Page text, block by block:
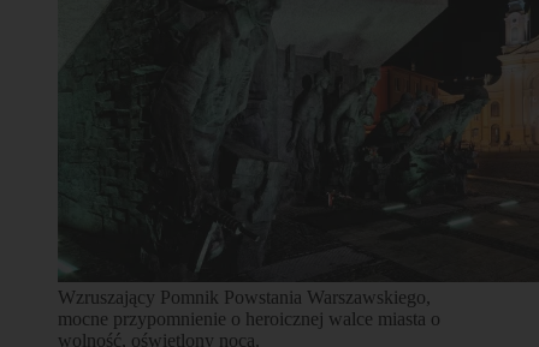
BUCHEN 🇩🇪
RESERVAR 🇪🇸